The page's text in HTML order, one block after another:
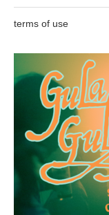
terms of use